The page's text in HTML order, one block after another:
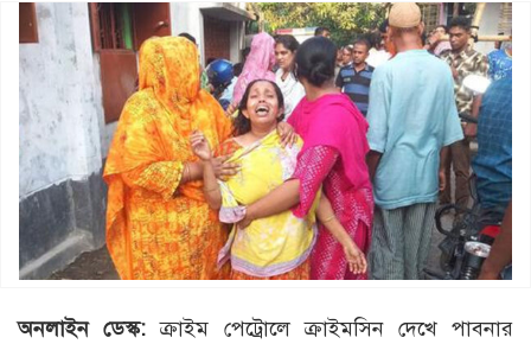
অনলাইন ডেস্ক:ক্রাইম পেট্রোলে ক্রাইমসিন দেখে পাবনার